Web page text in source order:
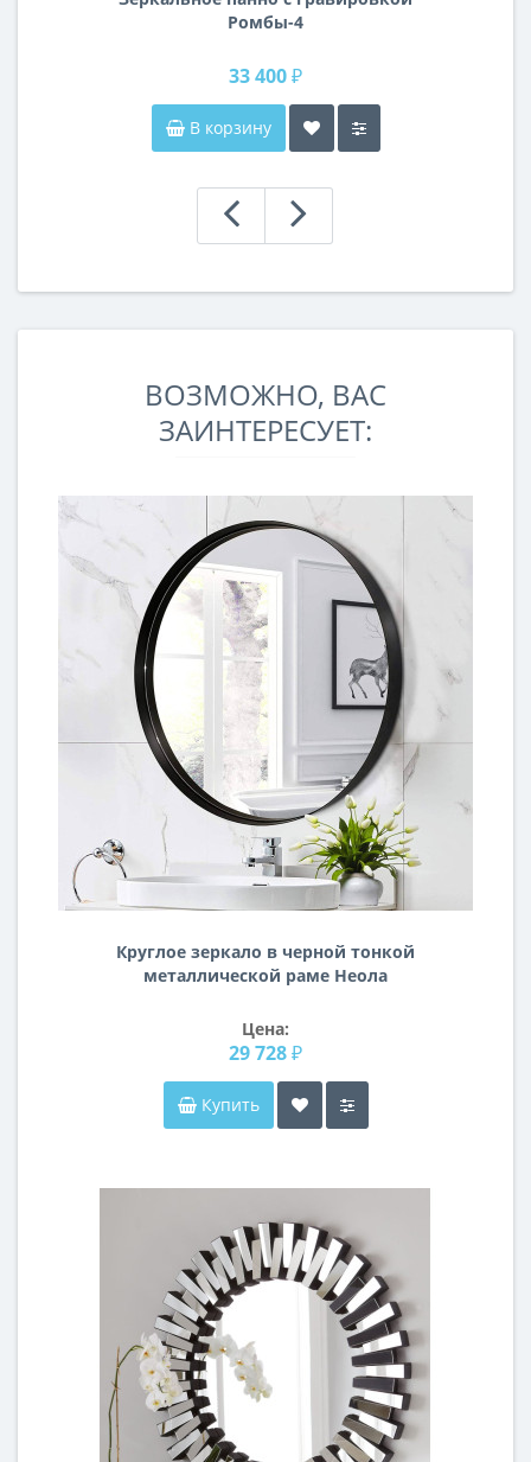
Ромбы-4
33 400 ₽
В корзину
ВОЗМОЖНО, ВАС
ЗАИНТЕРЕСУЕТ:
Круглое зеркало в черной тонкой
металлической раме Неола
Цена:
29 728 ₽
Купить